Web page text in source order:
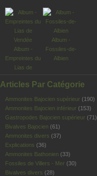
Album -
Empreintes du
Lias de
Album -
Fossiles-de-
Albien
Articles Par Catégorie
Ammonites Bajocien supérieur (190)
Ammonites Bajocien inférieur (153)
Gastropodes Bajocien supérieur (71)
Bivalves Bajocien (61)
Ammonites divers (37)
Explications (36)
Ammonites Bathonien (33)
Fossiles de Villers - Mer (30)
Bivalves divers (28)